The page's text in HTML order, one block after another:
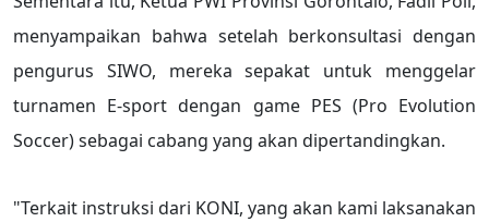
menyampaikan bahwa setelah berkonsultasi dengan
pengurus SIWO, mereka sepakat untuk menggelar
turnamen E-sport dengan game PES (Pro Evolution
Soccer) sebagai cabang yang akan dipertandingkan.
"Terkait instruksi dari KONI, yang akan kami laksanakan